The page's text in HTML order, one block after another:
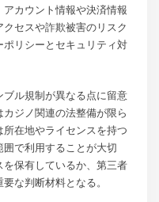
カウント情報や決済情報
セスや詐欺被害のリスク
リシーとセキュリティ対
ル規制が異なる点に留意
ジノ関連の法整備が限ら
在地やライセンスを持つ
で利用することが大切
保有しているか、第三者
な判断材料となる。